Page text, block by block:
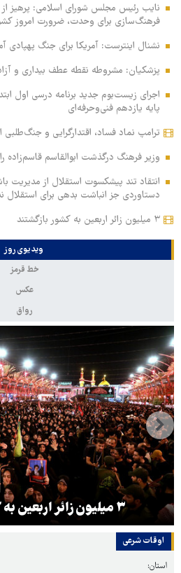
نایب رئیس مجلس شورای اسلامی: پرهیز
فرهنگ‌سازی برای وحدت، ضرورت امروز
نشنال اینترست: آمریکا برای جنگ پهپادی
پزشکیان: مشروطه نقطه عطف بیداری و
اجرای زیست‌بوم جدید برنامه درسی اول
پایه یازدهم فنی‌وحرفه‌ای
ترامپ نماد فساد، اقتدارگرایی و
وزیر فرهنگ درگذشت ابوالقاسم قاسم‌زاده
انتقاد تند پیشکسوت استقلال از مدیریت
دستاوردی جز انباشت بدهی برای استقلال
۳ میلیون زائر اربعین به کشور بازگشتند
ویدیوی روز
خط قرمز
عکس
رواق
۳ میلیون زائر اربعین به کشور بازگشتند
اوقات شرعی
استان: